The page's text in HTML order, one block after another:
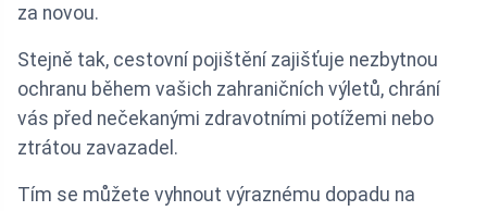
za novou.
Stejně tak, cestovní pojištění zajišťuje nezbytnou
ochranu během vašich zahraničních výletů, chrání
vás před nečekanými zdravotními potížemi nebo
ztrátou zavazadel.
Tím se můžete vyhnout výraznému dopadu na